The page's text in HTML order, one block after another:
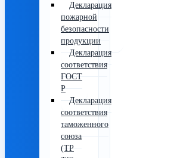
Декларация
пожарной
безопасности
продукции
Декларация
соответствия
ГОСТ
Р
Декларация
соответствия
таможенного
союза
(ТР